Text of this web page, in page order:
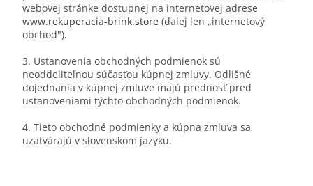
webovej stránke dostupnej na internetovej adrese
www.rekuperacia-brink.store (ďalej len „internetový
obchod").
3. Ustanovenia obchodných podmienok sú
neoddeliteľnou súčasťou kúpnej zmluvy. Odlišné
dojednania v kúpnej zmluve majú prednosť pred
ustanoveniami týchto obchodných podmienok.
4. Tieto obchodné podmienky a kúpna zmluva sa
uzatvárajú v slovenskom jazyku.